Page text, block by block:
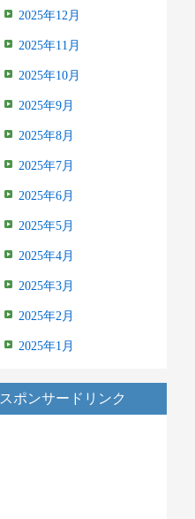
2025年12月
2025年11月
2025年10月
2025年9月
2025年8月
2025年7月
2025年6月
2025年5月
2025年4月
2025年3月
2025年2月
2025年1月
スポンサードリンク